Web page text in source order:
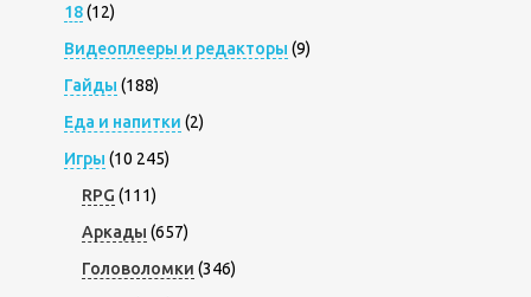
18(12)
Видеоплееры и редакторы (9)
Гайды (188)
Еда и напитки (2)
Игры (10 245)
RPG (111)
Аркады (657)
Головоломки (346)